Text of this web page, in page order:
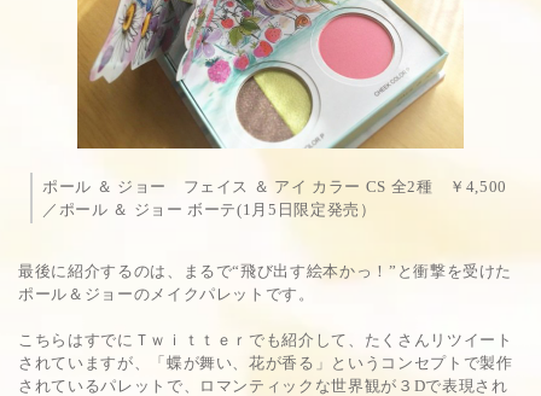
ポール ＆ ジョー フェイス ＆ アイ カラー CS 全2種 ￥4,500
／ポール ＆ ジョー ボーテ(1月5日限定発売）
最後に紹介するのは、まるで“飛び出す絵本かっ！”と衝撃を受けた
ポール＆ジョーのメイクパレットです。
こちらはすでにＴｗｉｔｔｅｒでも紹介して、たくさんリツイート
されていますが、「蝶が舞い、花が香る」というコンセプトで製作
されているパレットで、ロマンティックな世界観が３Dで表現され